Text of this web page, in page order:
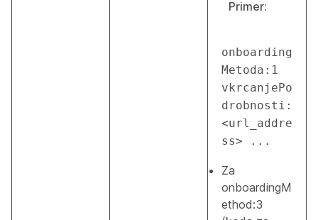
Primer:
onboarding
Metoda:1
vkrcanjePo
drobnosti:
<url_addre
ss> ...
Za
onboardingM
ethod:3